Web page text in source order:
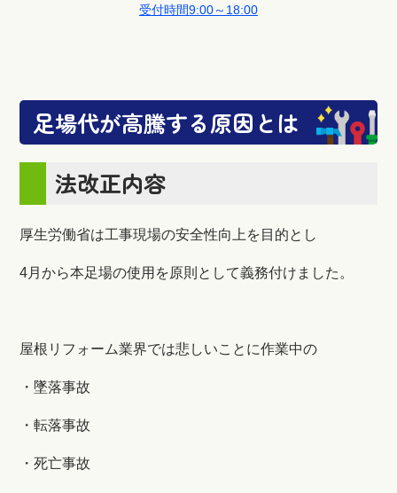
受付時間9:00～18:00
足場代が高騰する原因とは
法改正内容
厚生労働省は工事現場の安全性向上を目的とし
4月から本足場の使用を原則として義務付けました。
屋根リフォーム業界では悲しいことに作業中の
・墜落事故
・転落事故
・死亡事故